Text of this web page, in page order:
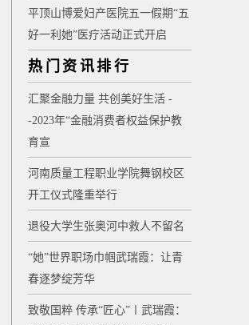
平顶山博爱妇产医院五一假期“五
好一利她”医疗活动正式开启
热门资讯排行
汇聚金融力量 共创美好生活 -
-2023年“金融消费者权益保护教
育宣
河南质量工程职业学院舞钢校区
开工仪式隆重举行
退役大学生张奥河中救人不留名
“她”世界职场巾帼武瑞霞：让青
春逐梦绽芳华
致敬国粹 传承“匠心”〡武瑞霞：